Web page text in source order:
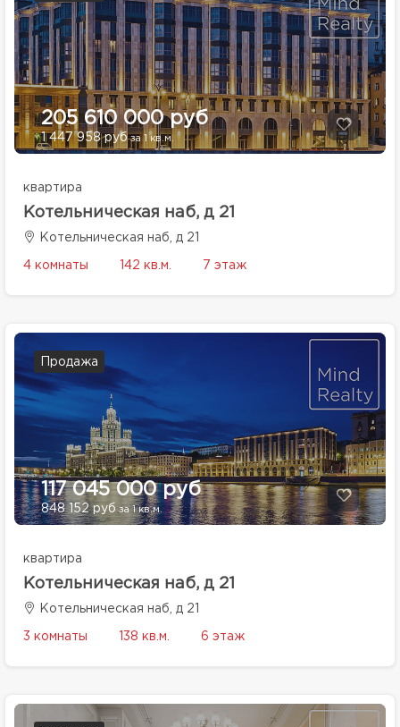
205 610 000 руб
1 447 958 рубза 1 кв.м.
квартира
Котельническая наб, д 21
Котельническая наб, д 21
4 комнаты 142 кв.м. 7 этаж
Продажа
117 045 000 руб
848 152 рубза 1 кв.м.
квартира
Котельническая наб, д 21
Котельническая наб, д 21
3 комнаты 138 кв.м. 6 этаж